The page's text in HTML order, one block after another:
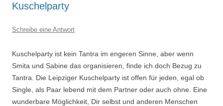
Kuschelparty
Schreibe eine Antwort
Kuschelparty ist kein Tantra im engeren Sinne, aber wenn
Smita und Sabine das organisieren, finde ich doch Bezug zu
Tantra. Die Leipziger Kuschelparty ist offen für jeden, egal ob
Single, als Paar lebend mit dem Partner oder auch ohne. Eine
wunderbare Möglichkeit, Dir selbst und anderen Menschen